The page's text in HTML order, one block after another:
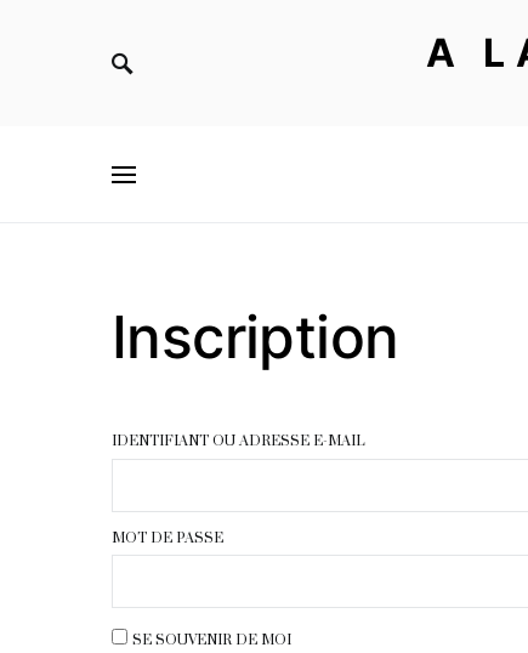
A
Inscription
IDENTIFIANT OU ADRESSE E-MAIL
MOT DE PASSE
SE SOUVENIR DE MOI